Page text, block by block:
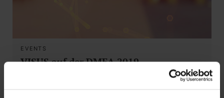
EVENTS
VISUS auf der DMEA 2019